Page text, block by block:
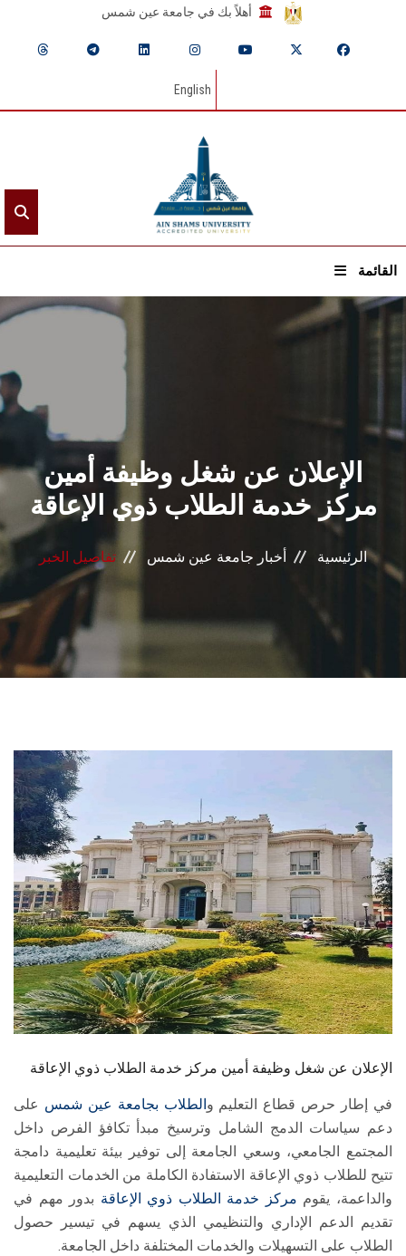
أهلاً بك في جامعة عين شمس
English
القائمة
الرئيسيـة
عن الجامعة
القطاعـات
الشئون الأكاديمية
البحث العلمي
الرعاية الصحية
المراكز والوحدات
الأنظمة الذكية
تواصل معنا
الطلاب
هيئة التدريس
الدراسات العليا
الخريجين
الموظفون
الزائـرون
سجل الان
الإعلان عن شغل وظيفة أمين
مركز خدمة الطلاب ذوي الإعاقة
الرئيسية أخبار جامعة عين شمس تفاصيل الخبر
الإعلان عن شغل وظيفة أمين مركز خدمة الطلاب ذوي الإعاقة
في إطار حرص قطاع التعليم و الطلاب بجامعة عين شمس على
دعم سياسات الدمج الشامل وترسيخ مبدأ تكافؤ الفرص داخل
المجتمع الجامعي، وسعي الجامعة إلى توفير بيئة تعليمية دامجة
تتيح للطلاب ذوي الإعاقة الاستفادة الكاملة من الخدمات التعليمية
والداعمة، يقوم مركز خدمة الطلاب ذوي الإعاقة بدور مهم في
تقديم الدعم الإداري والتنظيمي الذي يسهم في تيسير حصول
الطلاب على التسهيلات والخدمات المختلفة داخل الجامعة.